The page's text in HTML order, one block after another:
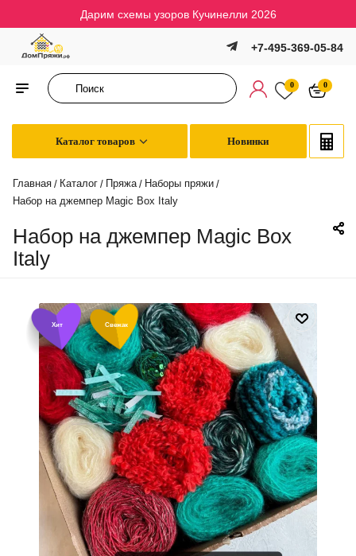
Дарим схемы узоров Кучинелли 2026
+7-495-369-05-84
0 0
Каталог товаров Новинки
Главная / Каталог / Пряжа / Наборы пряжи /
Набор на джемпер Magic Box Italy
Набор на джемпер Magic Box
Italy
Хит Свежак